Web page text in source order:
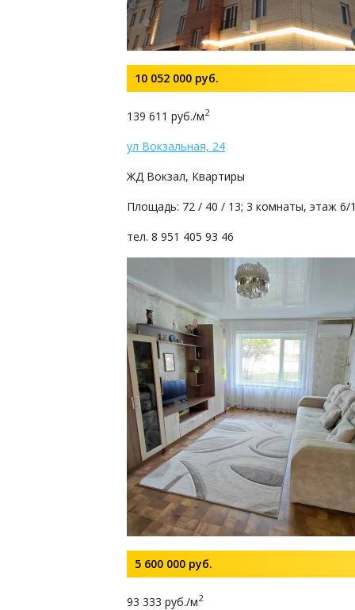
10 052 000 руб.
139 611 руб./м2
ул Вокзальная, 24
ЖД Вокзал, Квартиры
Площадь: 72 / 40 / 13; 3 комнаты, этаж 6/
тел. 8 951 405 93 46
5 600 000 руб.
93 333 руб./м2